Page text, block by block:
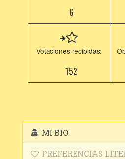
6
Votaciones recibidas:
152
MI BIO
PREFERENCIAS